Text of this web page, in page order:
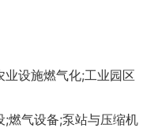
设施燃气化;工业园区
燃气设备;泵站与压缩机